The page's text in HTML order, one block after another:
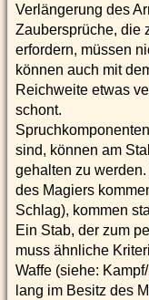
Verlängerung des
Zaubersprüche, die
erfordern, müssen
können auch mit
Reichweite etwas
schont.
sind, können am
gehalten zu
des Magiers
Schlag), kommen
Ein Stab, der zum
muss ähnliche
Waffe (siehe:
lang im Besitz des